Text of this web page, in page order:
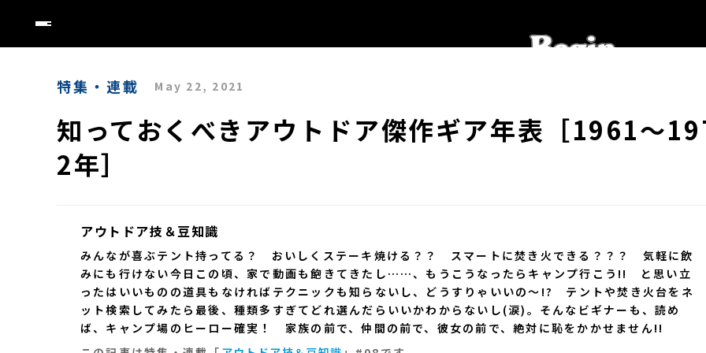
特集・連載 May 22, 2021
知っておくべきアウトドア傑作ギア年表［1961〜
2年］
アウトドア技＆豆知識
みんなが喜ぶテント持ってる？ おいしくステーキ焼ける？？ スマートに焚き火できる？？？ 気軽に飲
みにも行けない今日この頃、家で動画も飽きてきたし……、もうこうなったらキャンプ行こう!! と思い立
ったはいいものの道具もなければテクニックも知らないし、どうすりゃいいの～!? テントや焚き火台をネ
ット検索してみたら最後、種類多すぎてどれ選んだらいいかわからないし(涙)。そんなビギナーも、読め
ば、キャンプ場のヒーロー確実！ 家族の前で、仲間の前で、彼女の前で、絶対に恥をかかせません!!